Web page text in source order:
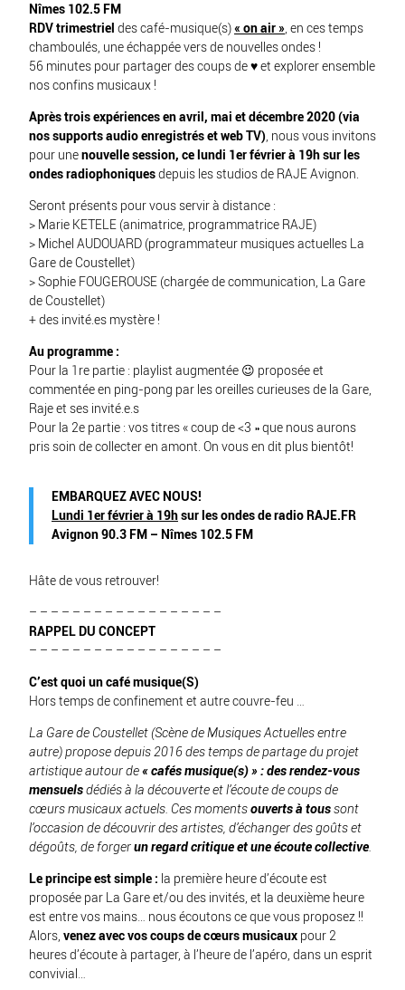
Nîmes 102.5 FM
RDV trimestriel des café-musique(s)« on air », en ces temps
chamboulés, une échappée vers de nouvelles ondes !
56 minutes pour partager des coups de ♥ et explorer ensemble
nos confins musicaux !
Après trois expériences enavril, mai etdécembre2020 (via
nos supports audio enregistrés et web TV), nous vous invitons
pour unenouvelle session, ce lundi 1er février à 19h sur les
ondes radiophoniquesdepuis les studios de RAJE Avignon.
Seront présents pour vous servir à distance :
> Marie KETELE (animatrice, programmatrice RAJE)
> Michel AUDOUARD (programmateur musiques actuelles La
Gare de Coustellet)
> Sophie FOUGEROUSE (chargée de communication, La Gare
de Coustellet)
+ des invité.es mystère !
Au programme :
Pour la 1re partie : playlist augmentée 😉 proposée et
commentée en ping-pong par les oreilles curieuses de la Gare,
Raje et ses invité.e.s
Pour la 2e partie : vos titres « coup de <3 » que nous aurons
pris soin de collecter en amont. On vous en dit plus bientôt!
EMBARQUEZ AVEC NOUS!
Lundi 1er février à 19hsur les ondes deradio RAJE.FR
Avignon 90.3 FM – Nîmes 102.5 FM
Hâte de vous retrouver!
– – – – – – – – – – – – – – – – – –
RAPPEL DU CONCEPT
– – – – – – – – – – – – – – – – – –
C’est quoi un café musique(S)
Hors temps de confinement et autre couvre-feu …
La Gare de Coustellet (Scène de Musiques Actuelles entre
autre) propose depuis 2016 des temps de partage du projet
artistique autour de« cafés musique(s) » : des rendez-vous
mensuelsdédiés à la découverte et l’écoute de coups de
cœurs musicaux actuels. Ces momentsouverts à toussont
l’occasion de découvrir des artistes, d’échanger des goûts et
dégoûts, de forgerun regard critique et une écoute collective.
Le principe est simple : la première heure d’écoute est
proposée par La Gare et/ou des invités, et la deuxième heure
est entre vos mains… nous écoutons ce que vous proposez !!
Alors, venez avec vos coups de cœurs musicaux pour 2
heures d’écoute à partager, à l’heure de l’apéro, dans un esprit
convivial…